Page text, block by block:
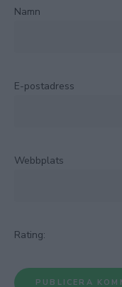
Namn
E-postadress
Webbplats
Rating: